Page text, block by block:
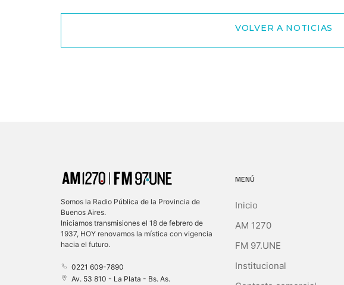
VOLVER A NOTICIAS
Somos la Radio Pública de la Provincia de
Buenos Aires.
Iniciamos transmisiones el 18 de febrero de
1937, HOY renovamos la mística con vigencia
hacia el futuro.
0221 609-7890
Av. 53 810 - La Plata - Bs. As.
MENÚ
Inicio
AM 1270
FM 97.UNE
Institucional